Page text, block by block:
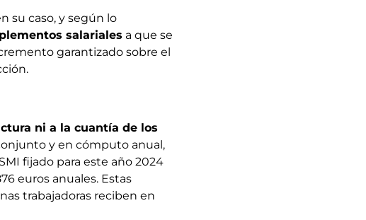
su caso, y según lo
salariales a que se
garantizado sobre el
ni a la cuantía de los
y en cómputo anual,
fijado para este año 2024
euros anuales. Estas
trabajadoras reciben en